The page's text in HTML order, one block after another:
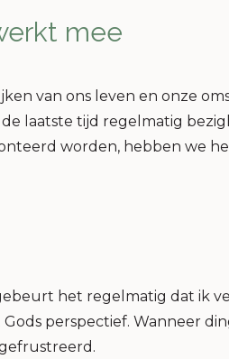
mee
van ons leven en onze
laatste tijd regelmatig
worden, hebben we
het regelmatig dat ik
perspectief. Wanneer